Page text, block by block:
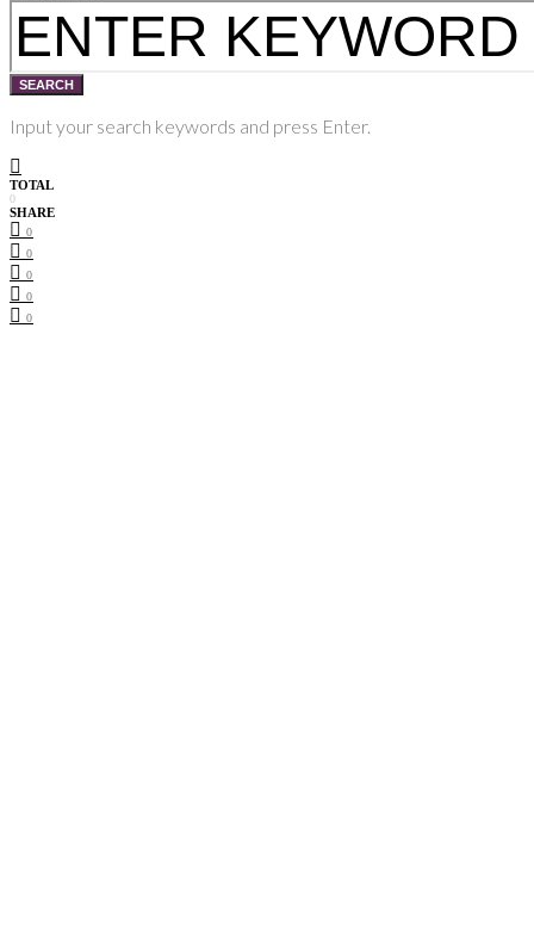
SEARCH
Input your search keywords and press Enter.
TOTAL
0
SHARE
0
0
0
0
0